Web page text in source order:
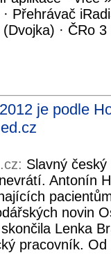
Přehrávač
(Dvojka) · ČRo
je podle
Slavný
Antonín
novin
Lenka
pracovník. Od